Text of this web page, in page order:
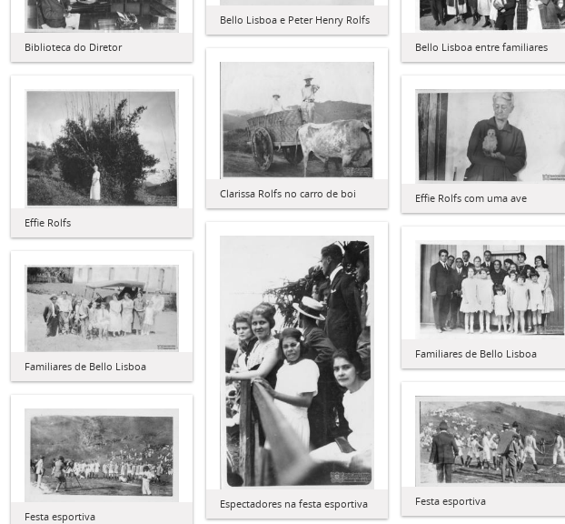
Bello Lisboa e Peter Henry Rolfs
Bello Lisboa entre familiares
Biblioteca do Diretor
Clarissa Rolfs no carro de boi
Effie Rolfs
Effie Rolfs com uma ave
Espectadores na festa esportiva
Familiares de Bello Lisboa
Familiares de Bello Lisboa
Festa esportiva
Festa esportiva